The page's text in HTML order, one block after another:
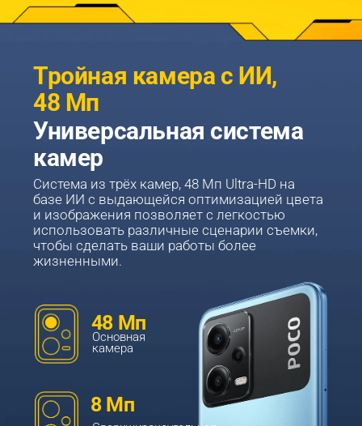
Тройная камера с ИИ,
48 Мп
Универсальная система
камер
Система из трёх камер, 48 Мп Ultra-HD на
базе ИИ с выдающейся оптимизацией цвета
и изображения позволяет с легкостью
использовать различные сценарии съемки,
чтобы сделать ваши работы более
жизненными.
48 Мп
Основная
камера
8 Мп